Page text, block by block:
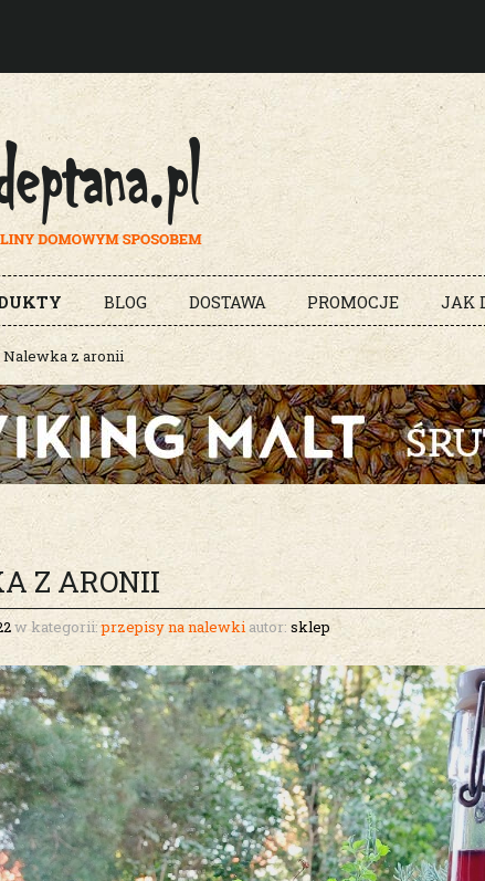
BLOG DOSTAWA PROMOCJE JAK
Nalewka z aronii
Z ARONII
w kategorii:przepisy na nalewkiautor: sklep